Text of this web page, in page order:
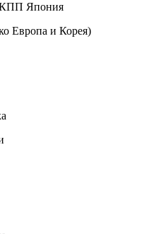
Япония
Европа и Корея)